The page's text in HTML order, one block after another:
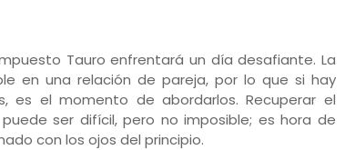
Tauro enfrentará un día desafiante. La
en una relación de pareja, por lo que si hay
es el momento de abordarlos. Recuperar el
ser difícil, pero no imposible; es hora de
con los ojos del principio.